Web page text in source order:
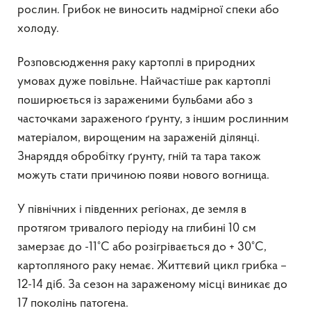
рослин. Грибок не виносить надмірної спеки або
холоду.
Розповсюдження раку картоплі в природних
умовах дуже повільне. Найчастіше рак картоплі
поширюється із зараженими бульбами або з
часточками зараженого ґрунту, з іншим рослинним
матеріалом, вирощеним на зараженій ділянці.
Знаряддя обробітку ґрунту, гній та тара також
можуть стати причиною появи нового вогнища.
У північних і південних регіонах, де земля в
протягом тривалого періоду на глибині 10 см
замерзає до -11°C або розігрівається до + 30°C,
картопляного раку немає. Життєвий цикл грибка –
12-14 діб. За сезон на зараженому місці виникає до
17 поколінь патогена.